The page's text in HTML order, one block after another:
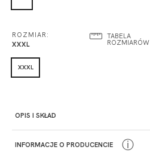
ROZMIAR:
XXXL
TABELA
ROZMIARÓW
XXXL
OPIS I SKŁAD
INFORMACJE O PRODUCENCIE ⓘ